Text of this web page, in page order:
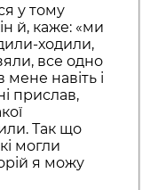
у тому
й, каже: «ми
ходили,
все одно
мене навіть і
прислав,
Так що
могли
я можу